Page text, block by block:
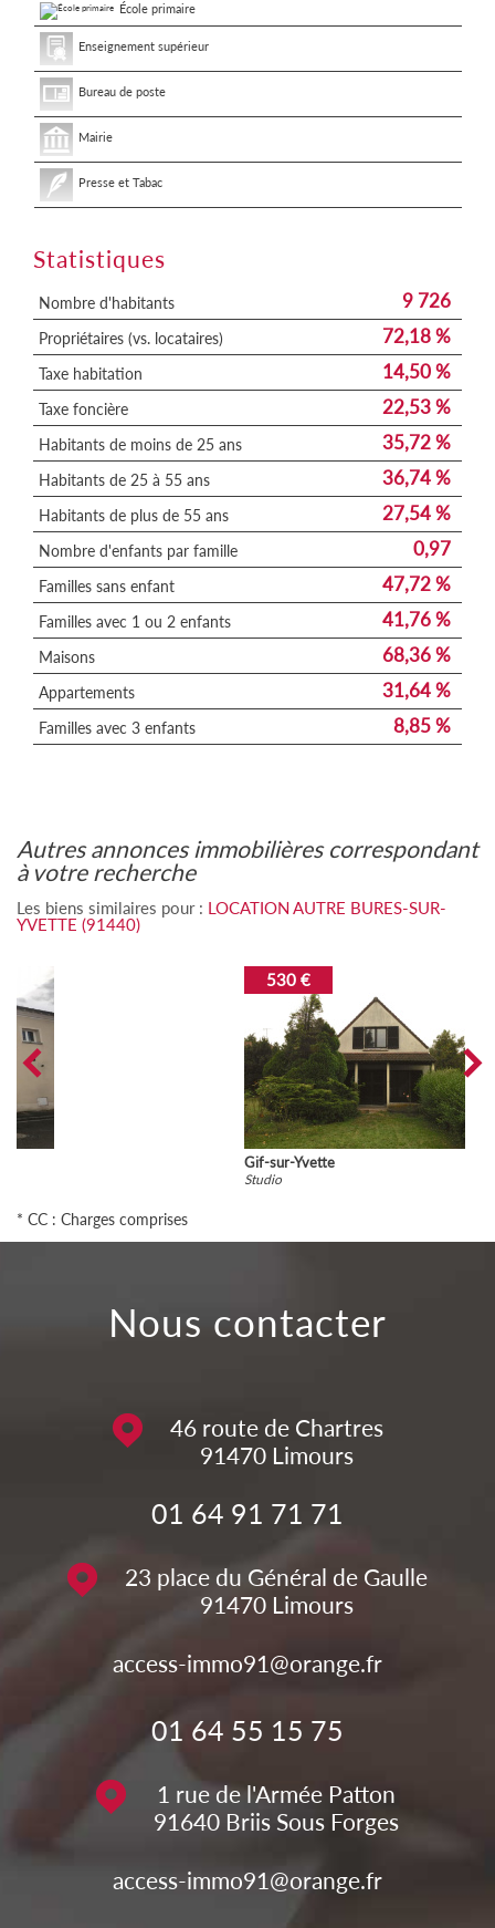
École primaire
Enseignement supérieur
Bureau de poste
Mairie
Presse et Tabac
Statistiques
Nombre d'habitants 9 726
Propriétaires (vs. locataires) 72,18 %
Taxe habitation 14,50 %
Taxe foncière 22,53 %
Habitants de moins de 25 ans 35,72 %
Habitants de 25 à 55 ans 36,74 %
Habitants de plus de 55 ans 27,54 %
Nombre d'enfants par famille 0,97
Familles sans enfant 47,72 %
Familles avec 1 ou 2 enfants 41,76 %
Maisons 68,36 %
Appartements 31,64 %
Familles avec 3 enfants 8,85 %
autres annonces immobilières correspondant
à votre recherche
Les biens similaires pour : LOCATION AUTRE BURES-SUR-
YVETTE (91440)
* CC : Charges comprises
nous contacter
46 route de Chartres
91470 Limours
01 64 91 71 71
23 place du Général de Gaulle
91470 Limours
access-immo91@orange.fr
01 64 55 15 75
1 rue de l'Armée Patton
91640 Briis Sous Forges
access-immo91@orange.fr